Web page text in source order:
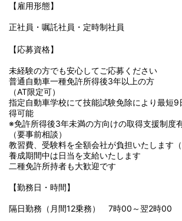
【雇用形態】
正社員・嘱託社員・定時制社員
【応募資格】
未経験の方でも安心してご応募ください
普通自動車一種免許所得後3年以上の方
（AT限定可）
指定自動車学校にて技能試験免除により最短9
得可能
※免許所得後3年未満の方向けの取得支援制度
（要事前相談）
教習費、受験料を全額会社が負担いたします（
養成期間中は日当を支給いたします
二種免許所持者も大歓迎です
【勤務日・時間】
隔日勤務（月間12乗務） 7時00～翌2時00